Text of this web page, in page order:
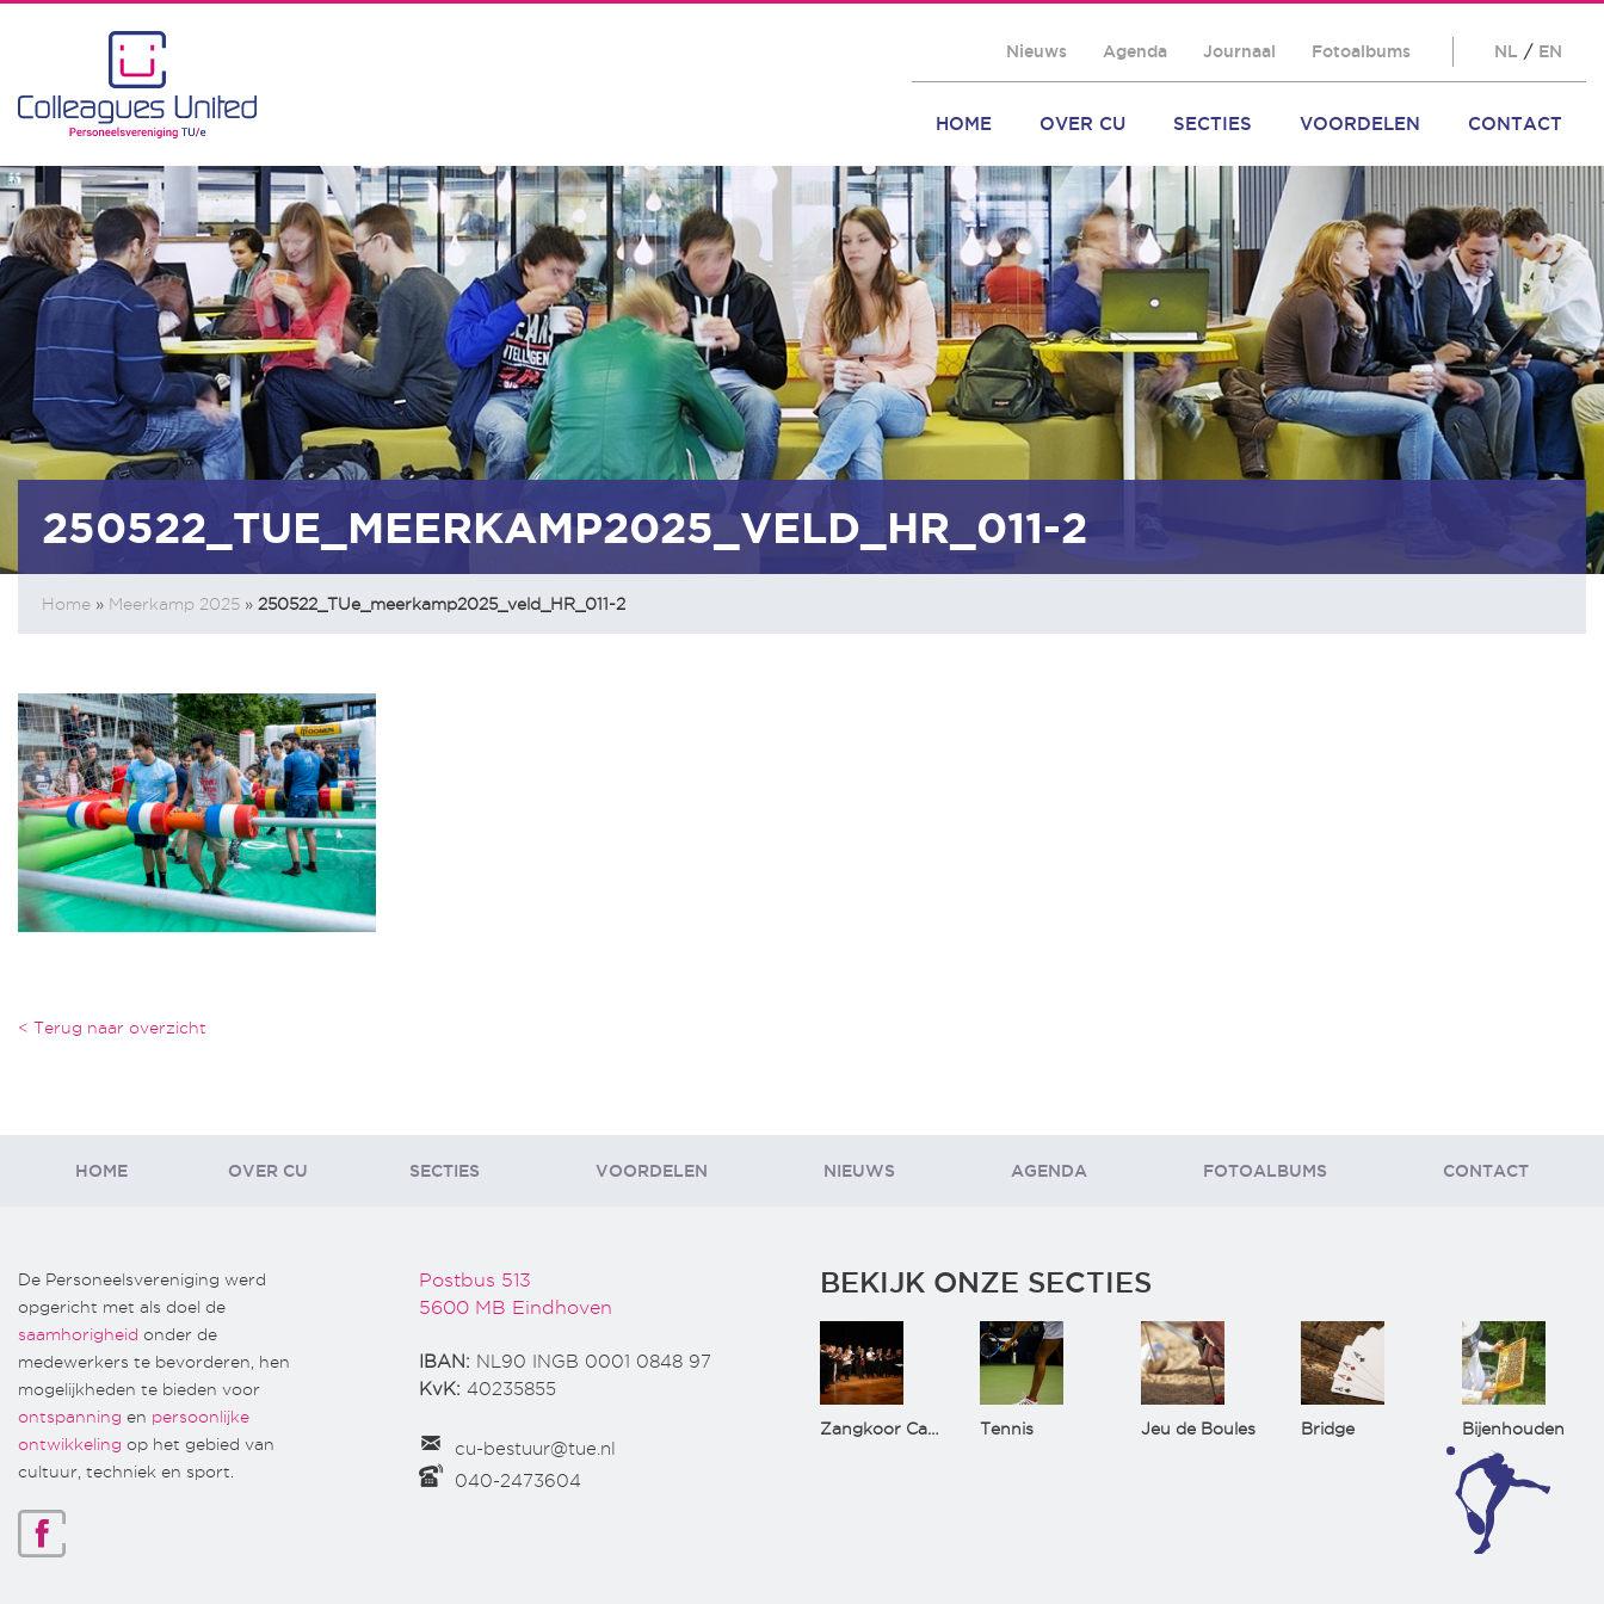
Nieuws Agenda Journaal Fotoalbums NL / EN
HOME OVER CU SECTIES VOORDELEN CONTACT
250522_TUE_MEERKAMP2025_VELD_HR_011-2
Home » Meerkamp 2025 » 250522_TUe_meerkamp2025_veld_HR_011-2
< Terug naar overzicht
HOME OVER CU SECTIES VOORDELEN NIEUWS AGENDA FOTOALBUMS CONTACT
De Personeelsvereniging werd
opgericht met als doel de
saamhorigheid onder de
medewerkers te bevorderen, hen
mogelijkheden te bieden voor
ontspanning en persoonlijke
ontwikkeling op het gebied van
cultuur, techniek en sport.
Postbus 513
5600 MB Eindhoven
IBAN: NL90 INGB 0001 0848 97
KvK: 40235855
cu-bestuur@tue.nl
040-2473604
BEKIJK ONZE SECTIES
Zangkoor CantaTu Tennis Jeu de Boules Bridge Bijenhouden